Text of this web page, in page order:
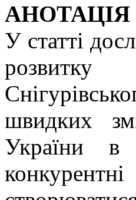
АНОТАЦІЯ
У статті
розвитку
швидких
України в